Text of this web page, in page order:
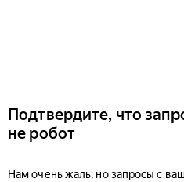
Подтвердите, что
не робот
Нам очень жаль, но запросы с